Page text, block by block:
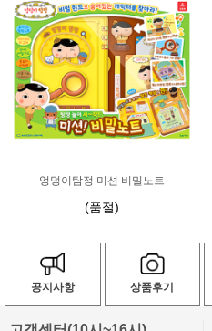
엉덩이탐정 미션 비밀노트
(품절)
공지사항 상품후기